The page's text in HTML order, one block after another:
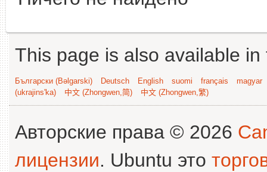
This page is also available
Български (Bəlgarski) Deutsch English suomi français
magyar
(ukrajins'ka)
中文 (Zhongwen,简) 中文 (Zhongwen,繁)
Авторские права © 2026
лицензии. Ubuntu это